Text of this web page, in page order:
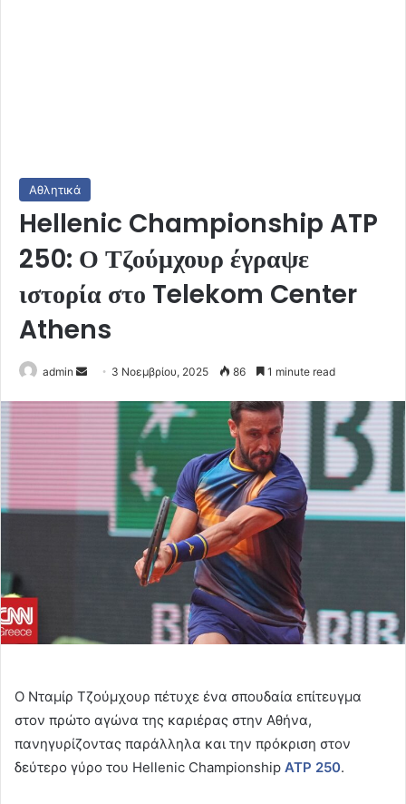
Αθλητικά
Hellenic Championship ATP
250: Ο Τζούμχουρ έγραψε
ιστορία στο Telekom Center
Athens
admin
Send
email
3 Νοεμβρίου, 2025 86 1 minute read
Ο Νταμίρ Τζούμχουρ πέτυχε ένα σπουδαία επίτευγμα
στον πρώτο αγώνα της καριέρας στην Αθήνα,
πανηγυρίζοντας παράλληλα και την πρόκριση στον
δεύτερο γύρο του Hellenic Championship ATP 250.